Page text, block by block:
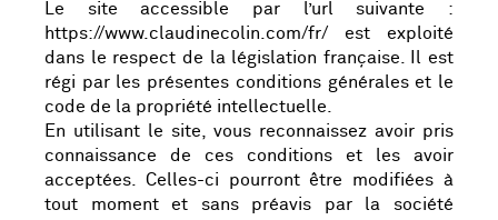
Le site accessible par l’url suivante :
https://www.claudinecolin.com/fr/ est exploité
dans le respect de la législation française. Il est
régi par les présentes conditions générales et le
code de la propriété intellectuelle.
En utilisant le site, vous reconnaissez avoir pris
connaissance de ces conditions et les avoir
acceptées. Celles-ci pourront être modifiées à
tout moment et sans préavis par la société